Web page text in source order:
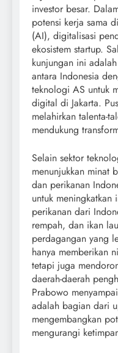
investor besar.
potensi kerja sama
(AI), digitalisasi
ekosistem startup.
kunjungan ini
antara Indonesia
teknologi AS untuk
digital di Jakarta.
melahirkan talenta-
mendukung
Selain sektor
menunjukkan minat
dan perikanan
untuk
perikanan dari
rempah, dan ikan
perdagangan yang
hanya memberikan
tetapi juga
daerah-daerah
Prabowo
adalah bagian dari
mengembangkan
mengurangi